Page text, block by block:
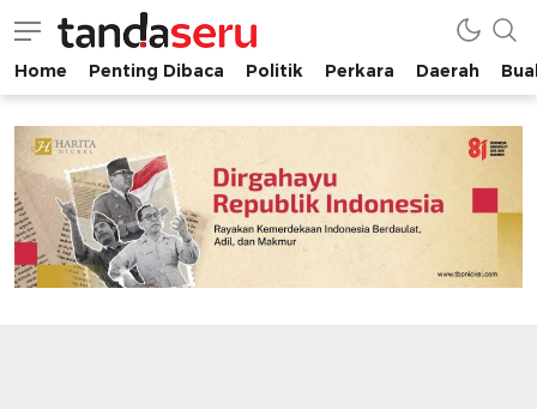
tandaseru.com | Penting Dibaca
tandaseru.com
Home Penting Dibaca Politik Perkara Daerah